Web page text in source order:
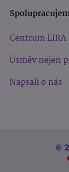
Centrum LIRA
Úsměv nejen
Napsali o nás
©